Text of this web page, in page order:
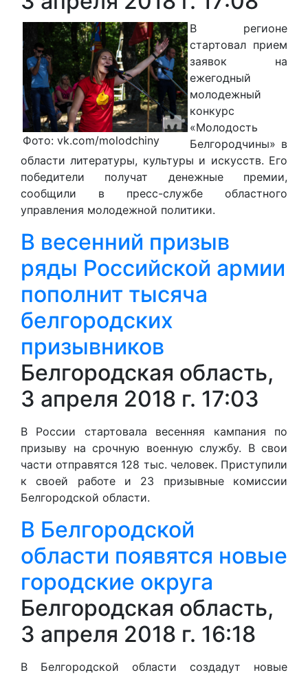
Фото: vk.com/molodchiny
В регионе
стартовал прием
заявок на
ежегодный
молодежный
конкурс
«Молодость
Белгородчины» в
области литературы, культуры и искусств. Его
победители получат денежные премии,
сообщили в пресс-службе областного
управления молодежной политики.
В весенний призыв
ряды Российской армии
пополнит тысяча
белгородских
призывников
Белгородская область,
3 апреля 2018 г. 17:03
В России стартовала весенняя кампания по
призыву на срочную военную службу. В свои
части отправятся 128 тыс. человек. Приступили
к своей работе и 23 призывные комиссии
Белгородской области.
В Белгородской
области появятся новые
городские округа
Белгородская область,
3 апреля 2018 г. 16:18
В Белгородской области создадут новые